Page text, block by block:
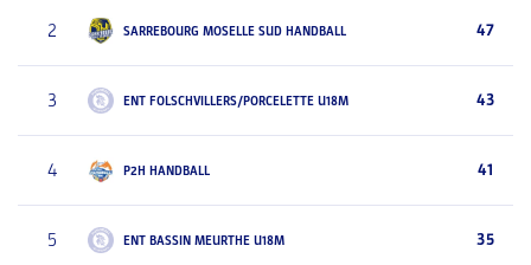
2 SARREBOURG MOSELLE SUD HANDBALL 47
3 ENT FOLSCHVILLERS/PORCELETTE U18M 43
4 P2H HANDBALL 41
5 ENT BASSIN MEURTHE U18M 35